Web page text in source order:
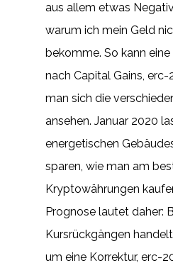
aus allem etwas
warum ich mein Geld
bekomme. So kann
nach Capital Gains,
man sich die
ansehen. Januar 2020
energetischen
sparen, wie man am
Kryptowährungen
Prognose lautet daher:
Kursrückgängen
um eine Korrektur, erc-